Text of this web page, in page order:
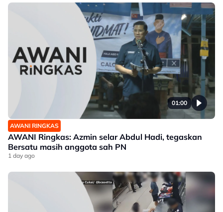
01:00
AWANI RINGKAS
AWANI Ringkas: Azmin selar Abdul Hadi, tegaskan
Bersatu masih anggota sah PN
1 day ago